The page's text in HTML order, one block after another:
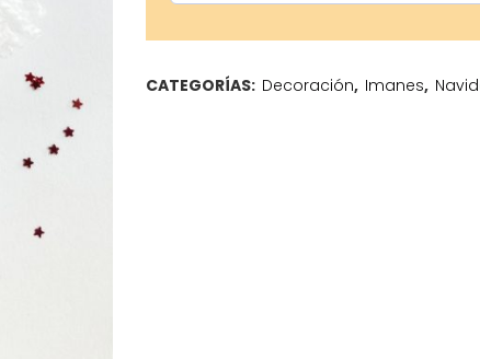
CATEGORÍAS: Decoración, Imanes,